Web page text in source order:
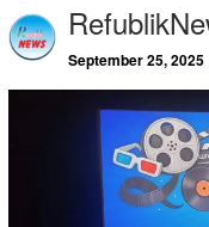
September 25, 2025